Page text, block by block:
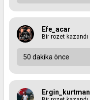
Efe_acar
Bir rozet kazandı
50 dakika önce
Ergin_kurtman